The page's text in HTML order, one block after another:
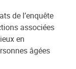
de l’enquête
associées
en
âgées